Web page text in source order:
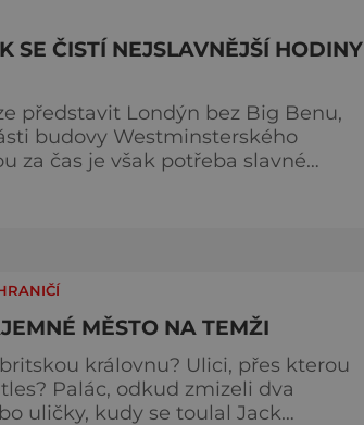
SE ČISTÍ NEJSLAVNĚJŠÍ HODINY
představit Londýn bez Big Benu,
budovy Westminsterského
za čas je však potřeba slavné
loňského roku prošel slavný Big
vodou, po několik dní
MĚSTO NA TEMŽI
královnu? Ulici, přes kterou
Palác, odkud zmizeli dva
uličky, kudy se toulal Jack